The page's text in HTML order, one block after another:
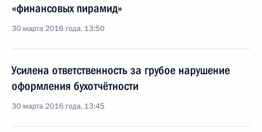
«финансовых пирамид»
30 марта 2016 года, 13:50
Усилена ответственность за грубое нарушение
оформления бухотчётности
30 марта 2016 года, 13:45